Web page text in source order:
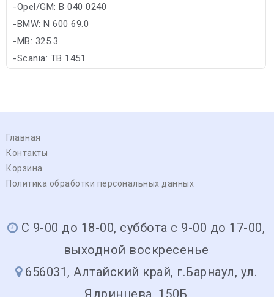
-Opel/GM: B 040 0240
-BMW: N 600 69.0
-MB: 325.3
-Scania: TB 1451
Главная
Контакты
Корзина
Политика обработки персональных данных
С 9-00 до 18-00, суббота с 9-00 до 17-00,
выходной воскресенье
656031, Алтайский край, г.Барнаул, ул.
Ядринцева ,150Б